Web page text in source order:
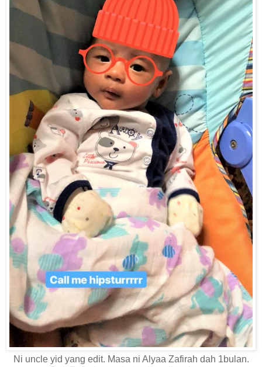
Ni uncle yid yang edit. Masa ni Alyaa Zafirah dah 1bulan.